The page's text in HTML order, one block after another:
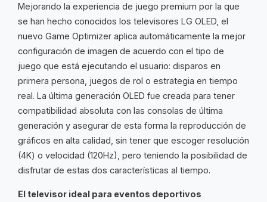
Mejorando la experiencia de juego premium por la que
se han hecho conocidos los televisores LG OLED, el
nuevo Game Optimizer aplica automáticamente la mejor
configuración de imagen de acuerdo con el tipo de
juego que está ejecutando el usuario: disparos en
primera persona, juegos de rol o estrategia en tiempo
real. La última generación OLED fue creada para tener
compatibilidad absoluta con las consolas de última
generación y asegurar de esta forma la reproducción de
gráficos en alta calidad, sin tener que escoger resolución
(4K) o velocidad (120Hz), pero teniendo la posibilidad de
disfrutar de estas dos características al tiempo.
El televisor ideal para eventos deportivos